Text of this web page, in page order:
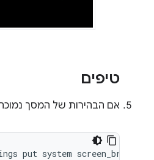
טיפים
אם הבהירות של המסך
put system